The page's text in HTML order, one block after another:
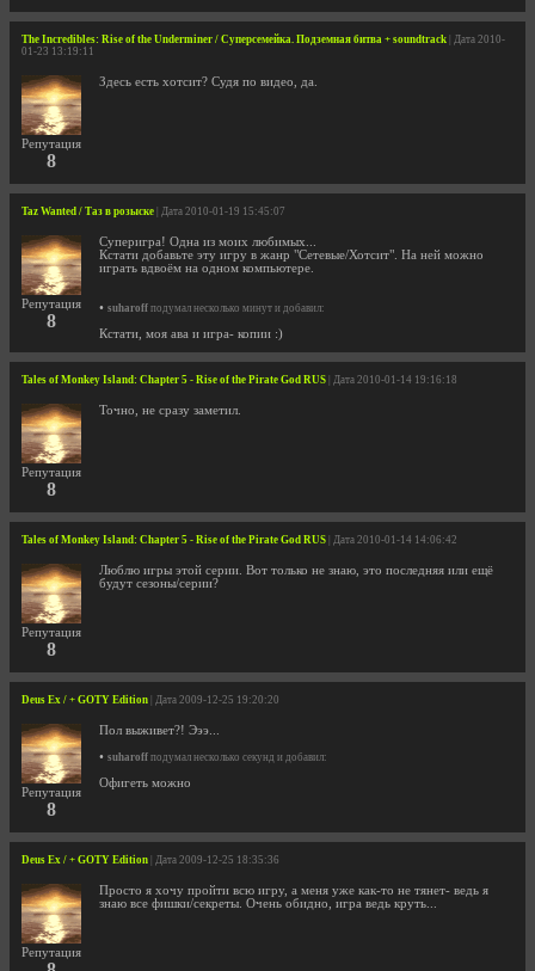
The Incredibles: Rise of the Underminer / Суперсемейка. Подземная битва + soundtrack | Дата 2010-
01-23 13:19:11
Репутация
8
Здесь есть хотсит? Судя по видео, да.
Taz Wanted / Таз в розыске | Дата 2010-01-19 15:45:07
Репутация
8
Cуперигра! Одна из моих любимых...
Кстати добавьте эту игру в жанр "Сетевые/Хотсит". На ней можно
играть вдвоём на одном компьютере.
• suharoff подумал несколько минут и добавил:
Кстати, моя ава и игра- копии :)
Tales of Monkey Island: Chapter 5 - Rise of the Pirate God RUS | Дата 2010-01-14 19:16:18
Репутация
8
Точно, не сразу заметил.
Tales of Monkey Island: Chapter 5 - Rise of the Pirate God RUS | Дата 2010-01-14 14:06:42
Репутация
8
Люблю игры этой серии. Вот только не знаю, это последняя или ещё
будут сезоны/серии?
Deus Ex / + GOTY Edition | Дата 2009-12-25 19:20:20
Репутация
8
Пол выживет?! Эээ...
• suharoff подумал несколько секунд и добавил:
Офигеть можно
Deus Ex / + GOTY Edition | Дата 2009-12-25 18:35:36
Репутация
Просто я хочу пройти всю игру, а меня уже как-то не тянет- ведь я
знаю все фишки/секреты. Очень обидно, игра ведь круть...